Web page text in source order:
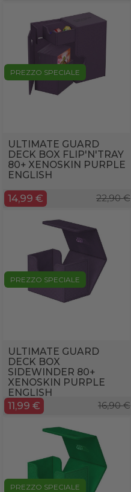
PREZZO SPECIALE
ULTIMATE GUARD
DECK BOX FLIP'N'TRAY
80+ XENOSKIN PURPLE
ENGLISH
14,99 € 22,90 €
PREZZO SPECIALE
ULTIMATE GUARD
DECK BOX
SIDEWINDER 80+
XENOSKIN PURPLE
ENGLISH
11,99 € 16,90 €
PREZZO SPECIALE